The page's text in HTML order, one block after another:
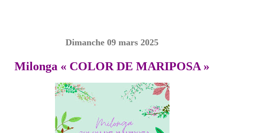
Dimanche 09 mars 2025
Milonga « COLOR DE MARIPOSA »